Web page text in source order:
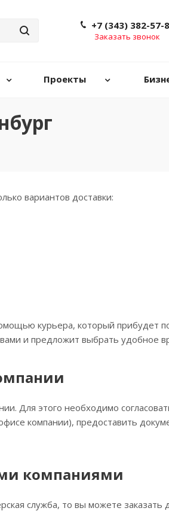
+7 (343) 382-57-
Заказать звонок
Проекты
вариантов доставки:
курьера, который прибудет
и предложит выбрать удобное
Для этого необходимо
компании), предоставить
компаниями
служба, то вы можете